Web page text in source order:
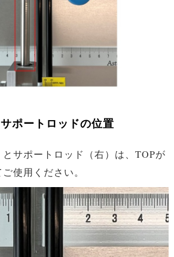
ポートロッドの位置
サポートロッド（右）は、TOPが
使用ください。